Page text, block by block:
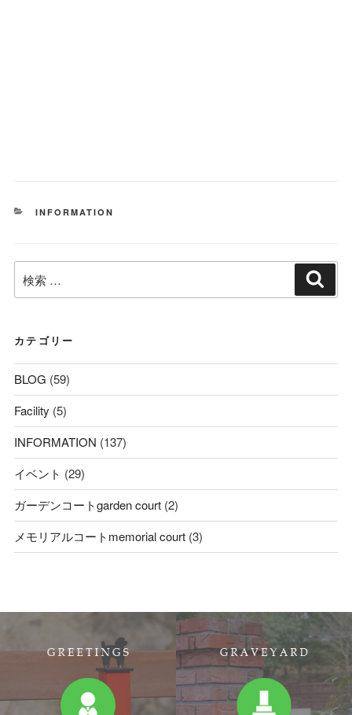
カ
INFORMATION
検
索:
カテゴリー
BLOG (59)
Facility (5)
INFORMATION (137)
イベント (29)
ガーデンコートgarden court(2)
メモリアルコートmemorial court(3)